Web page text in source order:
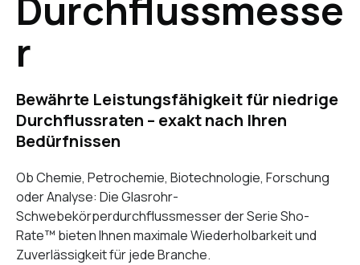
r
Bewährte Leistungsfähigkeit für niedrige
Durchflussraten – exakt nach Ihren
Bedürfnissen
Ob Chemie, Petrochemie, Biotechnologie, Forschung
oder Analyse: Die Glasrohr-
Schwebekörperdurchflussmesser der Serie Sho-
Rate™ bieten Ihnen maximale Wiederholbarkeit und
Zuverlässigkeit für jede Branche.